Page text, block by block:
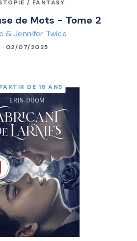
/ FANTASY
de Mots - Tome 2
& Jennifer Twice
02/07/2025
DE 16 ANS